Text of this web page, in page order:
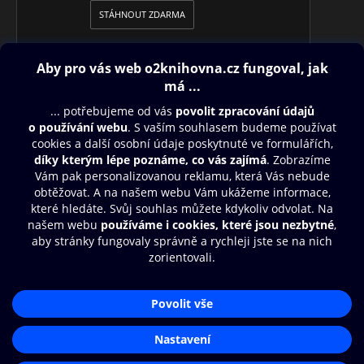
MAGAZÍN + TVČtení na celý víkend pro čtenáře všech
STÁHNOUT ZDARMA
Obsah ke stažení
Moje O2 Knihovna
Další zábava
© O2 Czech Republic a.s.
Přístupnost
Zásady zpracování osobních údajůAplikace O2 Knihovna
Čti a poslouchej své e-knihy a
audioknihy rychleji a pohodlněji.